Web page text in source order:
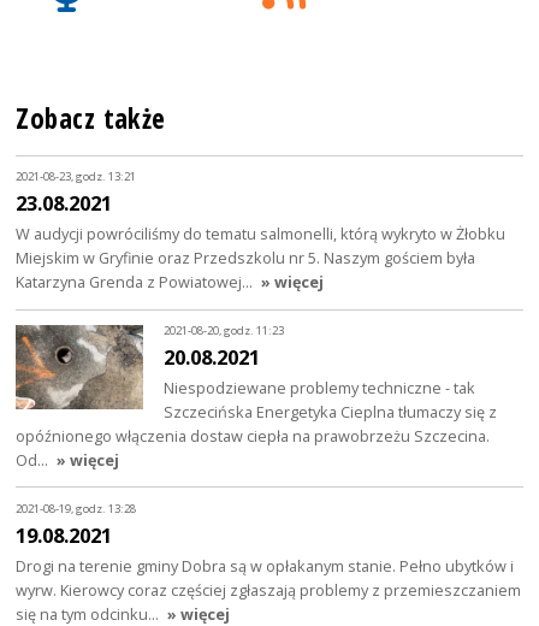
Zobacz także
2021-08-23, godz. 13:21
23.08.2021
W audycji powróciliśmy do tematu salmonelli, którą wykryto w Żłobku
Miejskim w Gryfinie oraz Przedszkolu nr 5. Naszym gościem była
Katarzyna Grenda z Powiatowej… » więcej
2021-08-20, godz. 11:23
20.08.2021
Niespodziewane problemy techniczne - tak
Szczecińska Energetyka Cieplna tłumaczy się z
opóźnionego włączenia dostaw ciepła na prawobrzeżu Szczecina.
Od… » więcej
2021-08-19, godz. 13:28
19.08.2021
Drogi na terenie gminy Dobra są w opłakanym stanie. Pełno ubytków i
wyrw. Kierowcy coraz częściej zgłaszają problemy z przemieszczaniem
się na tym odcinku… » więcej